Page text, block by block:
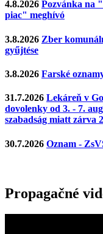
4.8.2026 Pozvánka na
piac" meghívó
3.8.2026 Zber
gyűjtése
3.8.2026 Farské
31.7.2026 Lekáreň v
dovolenky od 3. - 7.
szabadság miatt zárva
30.7.2026 Oznam -
Propagačné